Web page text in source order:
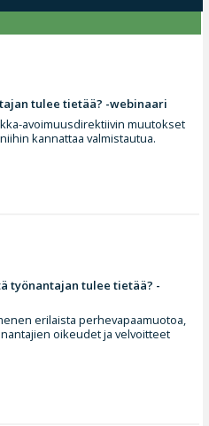
tulee tietää? -webinaari
avoimuusdirektiivin muutokset
kannattaa valmistautua.
työnantajan tulee tietää? -
erilaista perhevapaamuotoa,
oikeudet ja velvoitteet